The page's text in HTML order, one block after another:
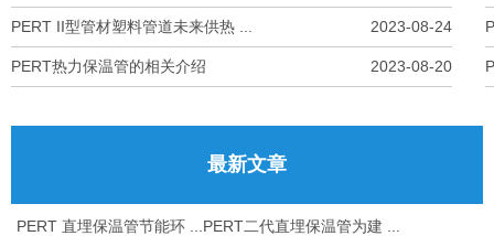
PERT II型管材塑料管道未来供热 ... 2023-08-24
PERT热力保温管的相关介绍 2023-08-20
最新文章
PERT 直埋保温管节能环 ... PERT二代直埋保温管为建 ...